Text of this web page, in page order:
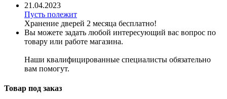
21.04.2023
Пусть полежит
Хранение дверей 2 месяца бесплатно!
Вы можете задать любой интересующий вас вопрос по
товару или работе магазина.
Наши квалифицированные специалисты обязательно
вам помогут.
Товар под заказ